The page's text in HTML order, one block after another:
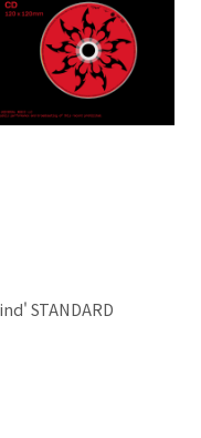
STANDARD